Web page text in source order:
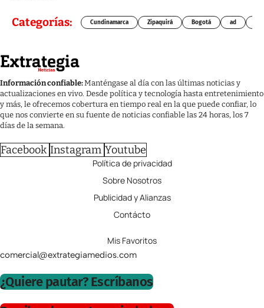
Categorías: Cundinamarca Zipaquirá Bogotá ad
Información confiable:Manténgase al día con las últimas noticias y
actualizaciones en vivo. Desde política y tecnología hasta entretenimiento
y más, le ofrecemos cobertura en tiempo real en la que puede confiar, lo
que nos convierte en su fuente de noticias confiable las 24 horas, los 7
días de la semana.
Facebook Instagram Youtube
Política de privacidad
Sobre Nosotros
Publicidad y Alianzas
Contácto
Mis Favoritos
comercial@extrategiamedios.com
¿Quiere pautar? Escríbanos